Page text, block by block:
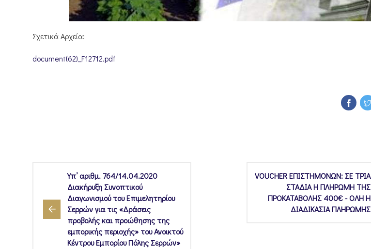
Σχετικά Αρχεία:
document(62)_F12712.pdf
Υπ’ αριθμ. 764/14.04.2020
Διακήρυξη Συνοπτικού
Διαγωνισμού του Επιμελητηρίου
Σερρών για τις «Δράσεις
προβολής και προώθησης της
εμπορικής περιοχής» του Ανοικτού
Κέντρου Εμπορίου Πόλης Σερρών»
VOUCHER ΕΠΙΣΤΗΜΟΝΩΝ: ΣΕ ΤΡΙΑ
ΣΤΑΔΙΑ Η ΠΛΗΡΩΜΗ ΤΗΣ
ΠΡΟΚΑΤΑΒΟΛΗΣ 400€ - ΟΛΗ Η
ΔΙΑΔΙΚΑΣΙΑ ΠΛΗΡΩΜΗΣ